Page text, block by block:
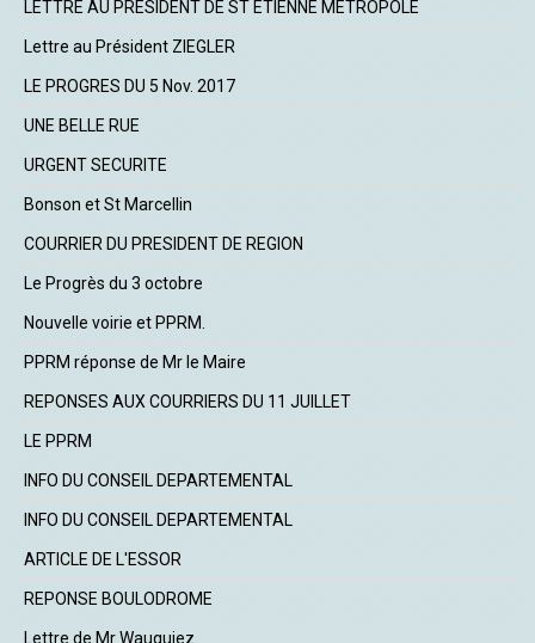
LETTRE AU PRESIDENT DE ST ETIENNE METROPOLE
Lettre au Président ZIEGLER
LE PROGRES DU 5 Nov. 2017
UNE BELLE RUE
URGENT SECURITE
Bonson et St Marcellin
COURRIER DU PRESIDENT DE REGION
Le Progrès du 3 octobre
Nouvelle voirie et PPRM.
PPRM réponse de Mr le Maire
REPONSES AUX COURRIERS DU 11 JUILLET
LE PPRM
INFO DU CONSEIL DEPARTEMENTAL
INFO DU CONSEIL DEPARTEMENTAL
ARTICLE DE L'ESSOR
REPONSE BOULODROME
Lettre de Mr Wauquiez